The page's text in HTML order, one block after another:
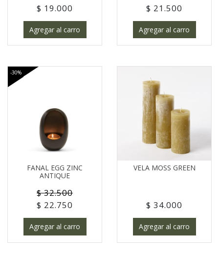
$ 19.000
Agregar al carro
$ 21.500
Agregar al carro
-30%
FANAL EGG ZINC
ANTIQUE
$ 32.500
$ 22.750
Agregar al carro
VELA MOSS GREEN
$ 34.000
Agregar al carro